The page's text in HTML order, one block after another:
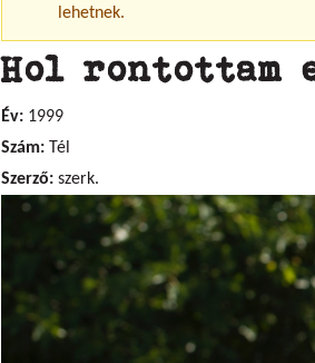
lehetnek.
Hol rontottam
Év: 1999
Szám: Tél
Szerző: szerk.